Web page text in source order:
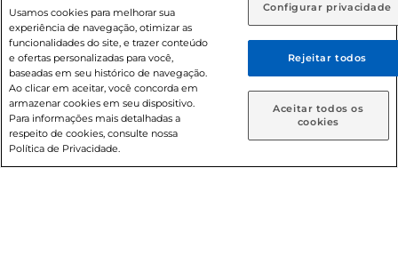
Rio de Janeiro (RJ) Goiás (GO)
Ou
Caso queira comprar online, informe como deseja receber
suas compras:
Entrega em casa Retire em Loja
Condições gerais: Em caso de divergência de valores, o
valor válido é o do carrinho de compras. Fotos ilustrativas.
Compras sujeitas a confirmação de estoque. Compras
podem ser canceladas em caso de suspeita de fraude. A fim
de garantir o acesso de um maior número de clientes as
nossas promoções, a compra de produtos com preços
promocionais poderá ter sua quantidade limitada por
cliente. Os preços, ofertas e condições são exclusivos para
o e-commerce e válidos durante o dia de hoje, podendo
Usamos cookies para melhorar sua
experiência de navegação, otimizar as
funcionalidades do site, e trazer conteúdo
e ofertas personalizadas para você,
baseadas em seu histórico de navegação.
Ao clicar em aceitar, você concorda em
armazenar cookies em seu dispositivo.
Para informações mais detalhadas a
respeito de cookies, consulte nossa
Política de Privacidade.
Configurar privacidade
Rejeitar todos
Aceitar todos os
cookies